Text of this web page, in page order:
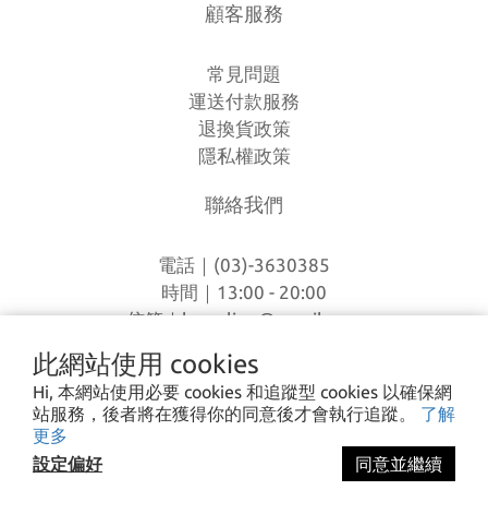
此網站使用 cookies
Hi, 本網站使用必要 cookies 和追蹤型 cookies 以確保網
站服務，後者將在獲得你的同意後才會執行追蹤。 了解
更多
設定偏好
同意並繼續
顧客服務
常見問題
運送付款服務
退換貨政策
隱私權政策
聯絡我們
電話｜(03)-3630385
時間｜13:00 - 20:00
信箱｜loverlien@gmail.com
地址｜桃園市八德區和平路1168巷7號
I CA PING ©2023 愛露愛玩 All rights reserved.